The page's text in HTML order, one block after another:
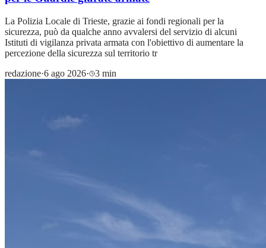
La Polizia Locale di Trieste, grazie ai fondi regionali per la
sicurezza, può da qualche anno avvalersi del servizio di alcuni
Istituti di vigilanza privata armata con l'obiettivo di aumentare la
percezione della sicurezza sul territorio tr
redazione·6 ago 2026· 3 min